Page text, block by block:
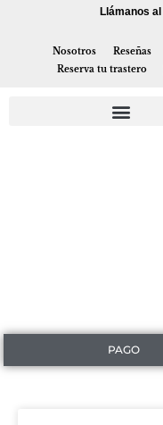
Llámanos al
Nosotros Reseñas
Reserva tu trastero
PAGO